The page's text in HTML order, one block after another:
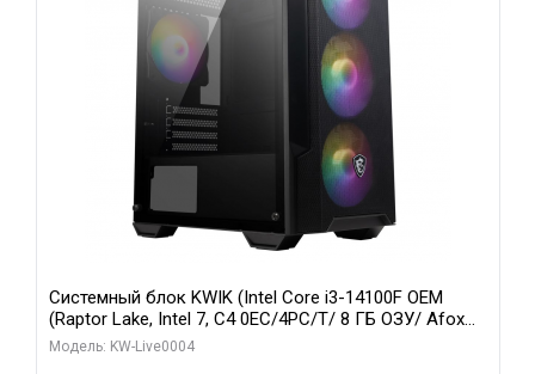
Системный блок KWIK (Intel Core i3-14100F OEM
(Raptor Lake, Intel 7, C4 0EC/4PC/T/ 8 ГБ ОЗУ/ Afox
R5 220 1GB DDR3 64bit VGA DVI HDMI 1FAN LP RTL /
Модель: KW-Live0004